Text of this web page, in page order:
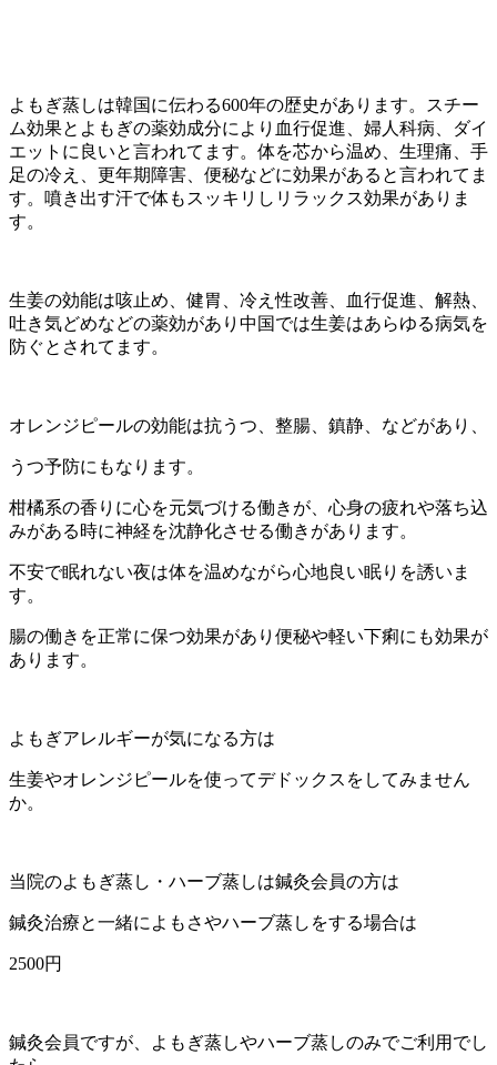
よもぎ蒸しは韓国に伝わる600年の歴史があります。スチー
ム効果とよもぎの薬効成分により血行促進、婦人科病、ダイ
エットに良いと言われてます。体を芯から温め、生理痛、手
足の冷え、更年期障害、便秘などに効果があると言われてま
す。噴き出す汗で体もスッキリしリラックス効果がありま
す。
生姜の効能は咳止め、健胃、冷え性改善、血行促進、解熱、
吐き気どめなどの薬効があり中国では生姜はあらゆる病気を
防ぐとされてます。
オレンジピールの効能は抗うつ、整腸、鎮静、などがあり、
うつ予防にもなります。
柑橘系の香りに心を元気づける働きが、心身の疲れや落ち込
みがある時に神経を沈静化させる働きがあります。
不安で眠れない夜は体を温めながら心地良い眠りを誘いま
す。
腸の働きを正常に保つ効果があり便秘や軽い下痢にも効果が
あります。
よもぎアレルギーが気になる方は
生姜やオレンジピールを使ってデドックスをしてみません
か。
当院のよもぎ蒸し・ハーブ蒸しは鍼灸会員の方は
鍼灸治療と一緒によもさやハーブ蒸しをする場合は
2500円
鍼灸会員ですが、よもぎ蒸しやハーブ蒸しのみでご利用でし